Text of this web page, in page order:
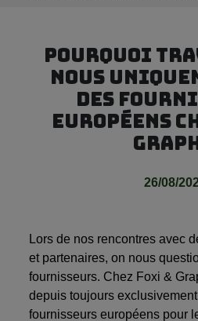
POURQUOI
NOUS
DES
EUROPÉENS
26/08/
Lors de nos rencontres avec
et partenaires, on nous
fournisseurs. Chez Foxi &
depuis toujours
fournisseurs européens pour